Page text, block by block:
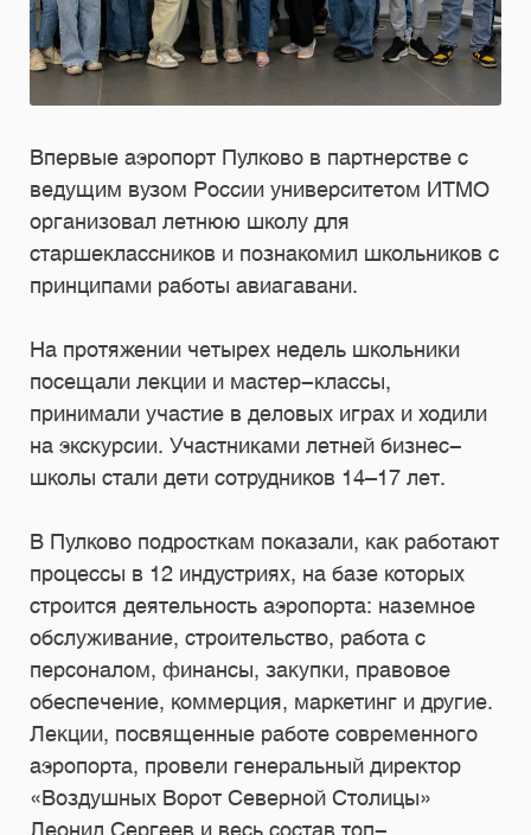
Впервые аэропорт Пулково в партнерстве с
ведущим вузом России университетом ИТМО
организовал летнюю школу для
старшеклассников и познакомил школьников с
принципами работы авиагавани.
На протяжении четырех недель школьники
посещали лекции и мастер-классы,
принимали участие в деловых играх и ходили
на экскурсии. Участниками летней бизнес-
школы стали дети сотрудников 14–17 лет.
В Пулково подросткам показали, как работают
процессы в 12 индустриях, на базе которых
строится деятельность аэропорта: наземное
обслуживание, строительство, работа с
персоналом, финансы, закупки, правовое
обеспечение, коммерция, маркетинг и другие.
Лекции, посвященные работе современного
аэропорта, провели генеральный директор
«Воздушных Ворот Северной Столицы»
Леонид Сергеев и весь состав топ-